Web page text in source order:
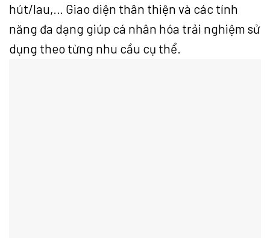
hút/lau,… Giao diện thân thiện và các tính
năng đa dạng giúp cá nhân hóa trải nghiệm sử
dụng theo từng nhu cầu cụ thể.